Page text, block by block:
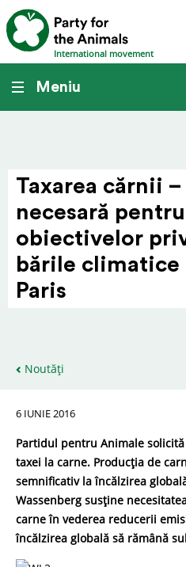
International movement
Meniu
Taxarea cărnii
necesară
obiec­ti­velor
bările
Paris
Noutăți
6 IUNIE 2016
Partidul pentru Animale
taxei la carne. Producția de
semnificativ la încălzirea
Wassenberg susține
carne în vederea reducerii
încălzirea globală să rămână